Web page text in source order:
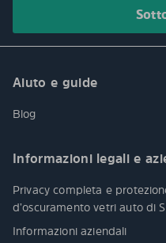
Aiuto e guide
Blog
Informazioni legali e
Privacy completa e
d’oscuramento vetri auto di
Informazioni aziendali